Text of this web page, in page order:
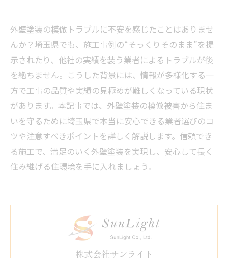
外壁塗装の模倣トラブルに不安を感じたことはありませ
んか？埼玉県でも、施工事例の“そっくりそのまま”を提
示されたり、他社の実績を装う業者によるトラブルが後
を絶ちません。こうした背景には、情報が多様化する一
方で工事の品質や実績の見極めが難しくなっている現状
があります。本記事では、外壁塗装の模倣被害から住ま
いを守るために埼玉県で本当に安心できる業者選びのコ
ツや注意すべきポイントを詳しく解説します。信頼でき
る施工で、満足のいく外壁塗装を実現し、安心して長く
住み継げる住環境を手に入れましょう。
株式会社サンライト